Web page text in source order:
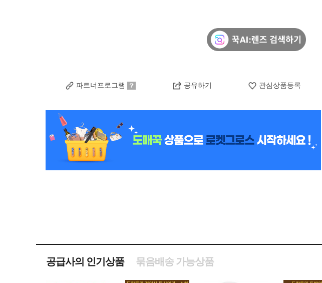
파트너프로그램 공유하기 관심상품등록
공급사의 인기상품 묶음배송 가능상품